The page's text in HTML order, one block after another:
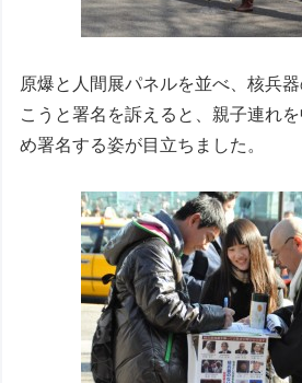
原爆と人間展パネルを並べ、核兵
こうと署名を訴えると、親子連れ
め署名する姿が目立ちました。